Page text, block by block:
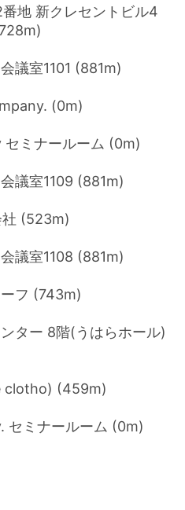
地 新クレセントビル4
議室1101 (881m)
(0m)
ミナールーム (0m)
議室1109 (881m)
社 (523m)
議室1108 (881m)
フ (743m)
ター 8階(うはらホール)
clotho) (459m)
セミナールーム (0m)